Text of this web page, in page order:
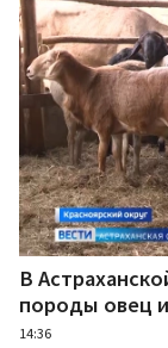
В
породы овец
14:36